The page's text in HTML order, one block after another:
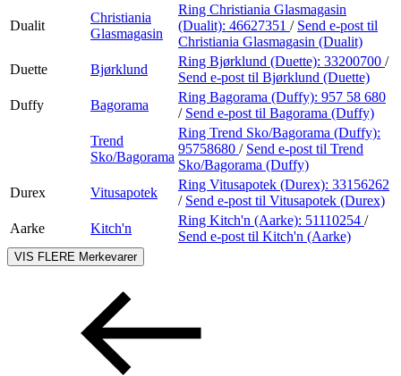
Dualit
Christiania
Glasmagasin
Ring Christiania Glasmagasin
(Dualit): 46627351 / Send e-post til
Christiania Glasmagasin (Dualit)
Duette
Bjørklund
Ring Bjørklund (Duette): 33200700 /
Send e-post til Bjørklund (Duette)
Duffy
Bagorama
Ring Bagorama (Duffy): 957 58 680
/ Send e-post til Bagorama (Duffy)
Trend
Sko/Bagorama
Ring Trend Sko/Bagorama (Duffy):
95758680 / Send e-post til Trend
Sko/Bagorama (Duffy)
Durex
Vitusapotek
Ring Vitusapotek (Durex): 33156262
/ Send e-post til Vitusapotek (Durex)
Aarke
Kitch'n
Ring Kitch'n (Aarke): 51110254 /
Send e-post til Kitch'n (Aarke)
VIS FLERE Merkevarer